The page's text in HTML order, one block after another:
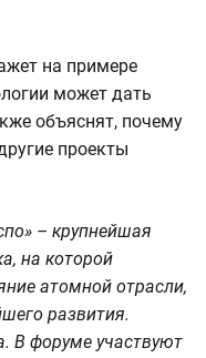
на примере
может дать
объяснят, почему
проекты
– крупнейшая
на которой
атомной отрасли,
развития.
В форуме участвуют